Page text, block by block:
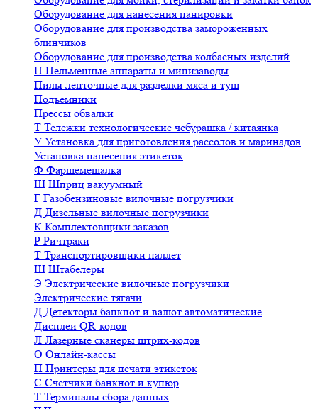
Оборудование для нанесения панировки
Оборудование для производства замороженных
блинчиков
Оборудование для производства колбасных изделий
П Пельменные аппараты и минизаводы
Пилы ленточные для разделки мяса и туш
Подъемники
Прессы обвалки
Т Тележки технологические чебурашка / китаянка
У Установка для приготовления рассолов и маринадов
Установка нанесения этикеток
Ф Фаршемешалка
Ш Шприц вакуумный
Г Газобензиновые вилочные погрузчики
Д Дизельные вилочные погрузчики
К Комплектовщики заказов
Р Ричтраки
Т Транспортировщики паллет
Ш Штабелеры
Э Электрические вилочные погрузчики
Электрические тягачи
Д Детекторы банкнот и валют автоматические
Дисплеи QR-кодов
Л Лазерные сканеры штрих-кодов
О Онлайн-кассы
П Принтеры для печати этикеток
С Счетчики банкнот и купюр
Т Терминалы сбора данных